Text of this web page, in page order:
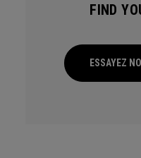
FIND
ESSAYEZ